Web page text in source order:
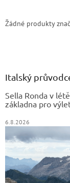
Žádné produkty
Italský
Sella Ronda v
základna pro
6.8.2026